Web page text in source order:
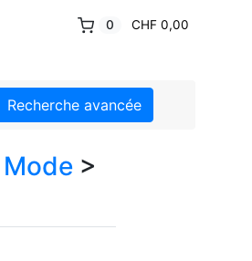
0 CHF 0,00
Recherche avancée
Mode >